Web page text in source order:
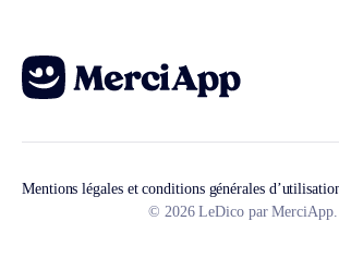
Mentions légales et conditions générales
© 2026 LeDico par MerciApp.